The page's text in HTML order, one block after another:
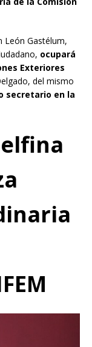
León Gastélum,
ocupará
Exteriores
del mismo
secretario en la